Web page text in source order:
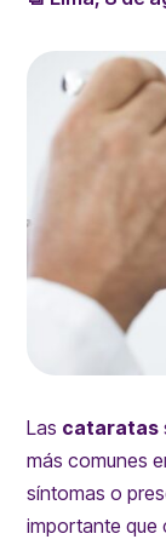
Las cataratas
más comunes
síntomas o
importante que